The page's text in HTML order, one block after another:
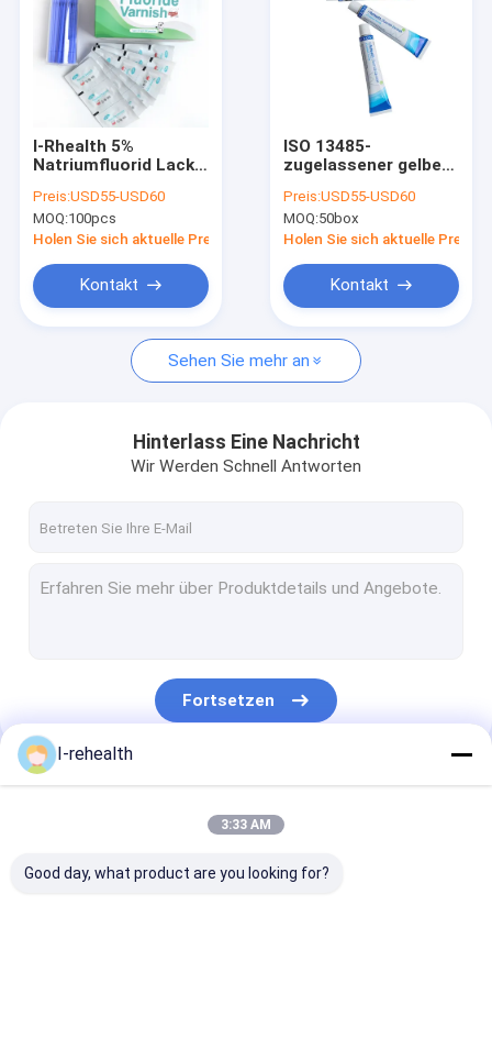
Über uns
Werksbesichtigung
Qualitätskontrolle
Neuigkeiten
Zahnmedizinischer Fluorid-Lack
Natriumfluorid-Lack
Pädiatrischer Fluorid-Lack
Zahnmedizinischer Lack für empfindliche Zähne
Zähne lackieren Schutz
Fluorid-Dichtungsmittel
Pit And Fissure Sealant
I-Rhealth 5%
Natriumfluorid Lack
Verwesungen
Preis:USD55-USD60
MOQ:100pcs
Holen Sie sich aktuelle Preis
Kontakt
ISO 13485-
zugelassener gelber
Natriumfluorid-Lack
für die Zahnmedizin
Preis:USD55-USD60
MOQ:50box
Holen Sie sich aktuelle Preis
Kontakt
Sehen Sie mehr an
Hinterlass Eine Nachricht
Wir Werden Schnell Antworten
Fortsetzen
Unsere Kategorien
I-rehealth
3:33 AM
Good day, what product are you looking for?